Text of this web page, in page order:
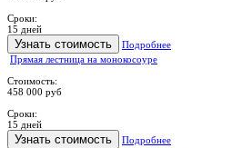
Сроки:
15 дней
Узнать стоимость
Подробнее
Прямая лестница на монокосоуре
Стоимость:
458 000 руб
Сроки:
15 дней
Узнать стоимость
Подробнее